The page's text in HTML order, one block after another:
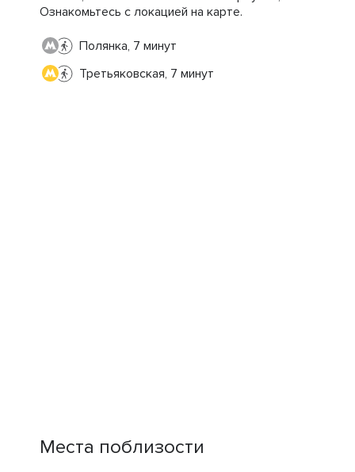
Ознакомьтесь с локацией на карте.
Полянка, 7 минут
Третьяковская, 7 минут
Места поблизости